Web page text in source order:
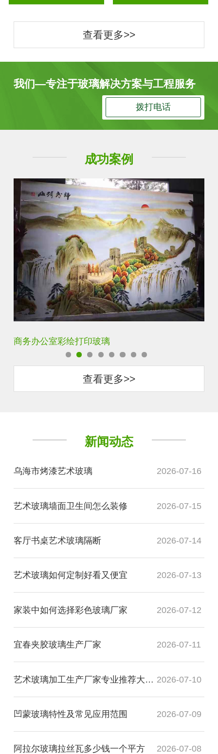
查看更多>>
我们—专注于玻璃解决方案与工程服务
拨打电话
成功案例
定制透明静电UV打印加工
查看更多>>
新闻动态
乌海市烤漆艺术玻璃 2026-07-16
艺术玻璃墙面卫生间怎么装修 2026-07-15
客厅书桌艺术玻璃隔断 2026-07-14
艺术玻璃如何定制好看又便宜 2026-07-13
家装中如何选择彩色玻璃厂家 2026-07-12
宜春夹胶玻璃生产厂家 2026-07-11
艺术玻璃加工生产厂家专业推荐大专毕业 2026-07-10
凹蒙玻璃特性及常见应用范围 2026-07-09
阿拉尔玻璃拉丝瓦多少钱一个平方 2026-07-08